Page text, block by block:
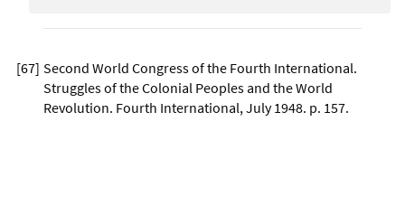
[67] Second World Congress of the Fourth International.
Struggles of the Colonial Peoples and the World
Revolution. Fourth International, July 1948. p. 157.